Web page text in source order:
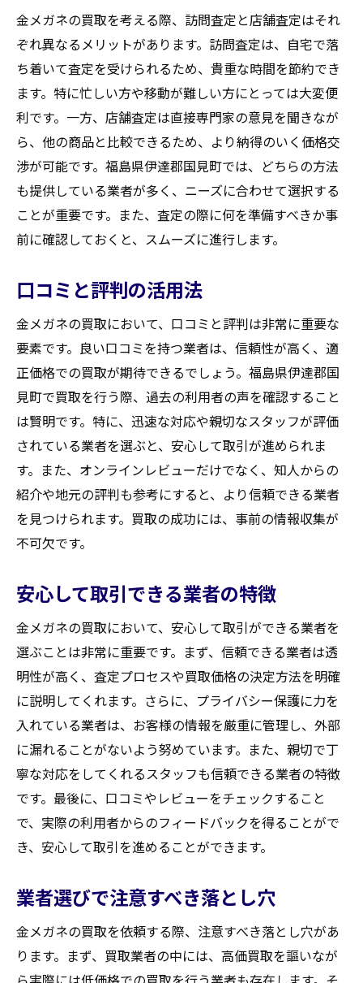
金メガネの買取を考える際、訪問査定と店舗査定はそれ
ぞれ異なるメリットがあります。訪問査定は、自宅で落
ち着いて査定を受けられるため、貴重な時間を節約でき
ます。特に忙しい方や移動が難しい方にとっては大変便
利です。一方、店舗査定は直接専門家の意見を聞きなが
ら、他の商品と比較できるため、より納得のいく価格交
渉が可能です。福島県伊達郡国見町では、どちらの方法
も提供している業者が多く、ニーズに合わせて選択する
ことが重要です。また、査定の際に何を準備すべきか事
前に確認しておくと、スムーズに進行します。
口コミと評判の活用法
金メガネの買取において、口コミと評判は非常に重要な
要素です。良い口コミを持つ業者は、信頼性が高く、適
正価格での買取が期待できるでしょう。福島県伊達郡国
見町で買取を行う際、過去の利用者の声を確認すること
は賢明です。特に、迅速な対応や親切なスタッフが評価
されている業者を選ぶと、安心して取引が進められま
す。また、オンラインレビューだけでなく、知人からの
紹介や地元の評判も参考にすると、より信頼できる業者
を見つけられます。買取の成功には、事前の情報収集が
不可欠です。
安心して取引できる業者の特徴
金メガネの買取において、安心して取引ができる業者を
選ぶことは非常に重要です。まず、信頼できる業者は透
明性が高く、査定プロセスや買取価格の決定方法を明確
に説明してくれます。さらに、プライバシー保護に力を
入れている業者は、お客様の情報を厳重に管理し、外部
に漏れることがないよう努めています。また、親切で丁
寧な対応をしてくれるスタッフも信頼できる業者の特徴
です。最後に、口コミやレビューをチェックすること
で、実際の利用者からのフィードバックを得ることがで
き、安心して取引を進めることができます。
業者選びで注意すべき落とし穴
金メガネの買取を依頼する際、注意すべき落とし穴があ
ります。まず、買取業者の中には、高価買取を謳いなが